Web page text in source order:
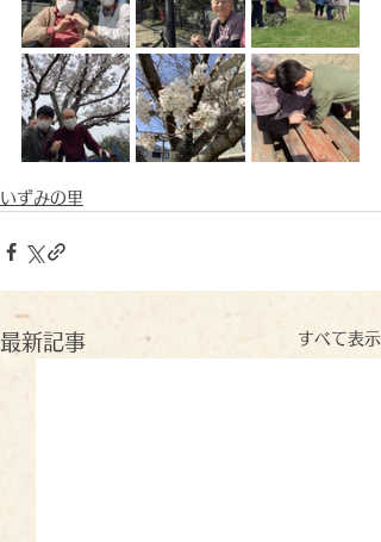
いずみの里
最新記事 すべて表示